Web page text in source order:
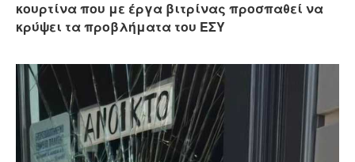
κουρτίνα που με έργα βιτρίνας προσπαθεί να
κρύψει τα προβλήματα του ΕΣΥ